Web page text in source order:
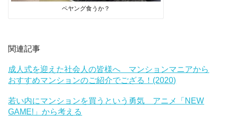
ペヤング食うか？
関連記事
成人式を迎えた社会人の皆様へ マンションマニアから
おすすめマンションのご紹介でござる！(2020)
若い内にマンションを買うという勇気 アニメ「NEW
GAME!」から考える